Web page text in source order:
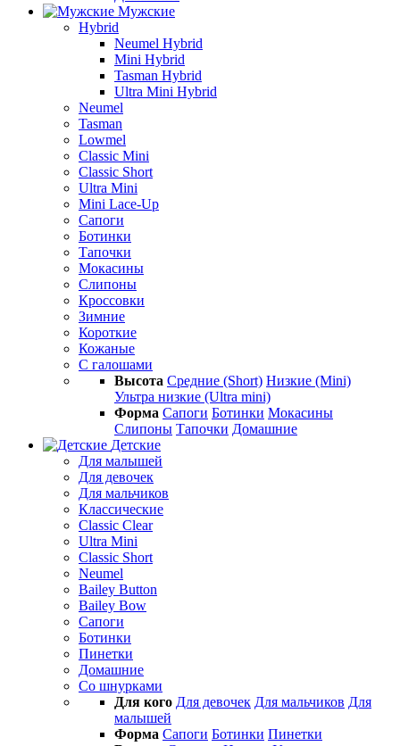
Мужские
Hybrid
Neumel Hybrid
Mini Hybrid
Tasman Hybrid
Ultra Mini Hybrid
Neumel
Tasman
Lowmel
Classic Mini
Classic Short
Ultra Mini
Mini Lace-Up
Сапоги
Ботинки
Тапочки
Мокасины
Слипоны
Кроссовки
Зимние
Короткие
Кожаные
С галошами
Высота Средние (Short) Низкие (Mini)
Ультра низкие (Ultra mini)
Форма Сапоги Ботинки Мокасины
Слипоны Тапочки Домашние
Детские
Для малышей
Для девочек
Для мальчиков
Классические
Classic Clear
Ultra Mini
Classic Short
Neumel
Bailey Button
Bailey Bow
Сапоги
Ботинки
Пинетки
Домашние
Со шнурками
Для кого Для девочек Для мальчиков Для
малышей
Форма Сапоги Ботинки Пинетки